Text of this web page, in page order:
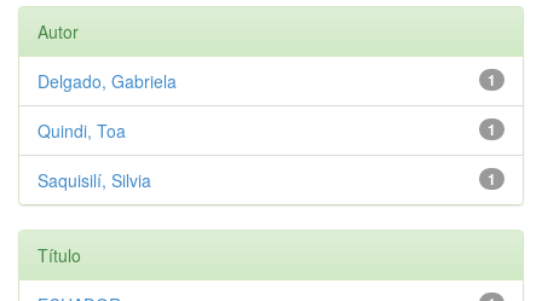
Autor
1
Delgado, Gabriela
1
Quindi, Toa
1
Saquisilí, Silvia
Título